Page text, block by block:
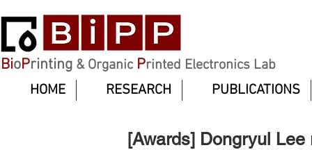
BioPrinting & Organic Printed Electronics Lab
HOME
RESEARCH PUBLICATIONS
[Awards] Dongryul